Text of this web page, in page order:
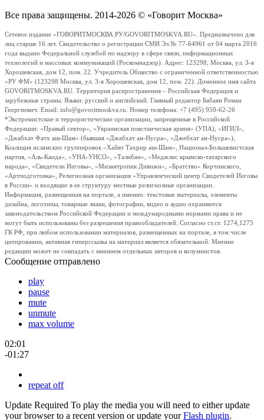
Все права защищены. 2014-2026 © «Говорит Москва»
Сетевое издание «ГОВОРИТМОСКВА.РУ/GOVORITMOSKVA.RU». Предназначено для
лиц старше 16 лет. Свидетельство о регистрации СМИ Эл № 77-64961 от 04 марта 2016
года выдано Федеральной службой по надзору в сфере связи, информационных
технологий и массовых коммуникаций (Роскомнадзор). Адрес: 123298, Москва, ул. 3-я
Хорошевская, дом 12, пом. 22. Учредитель Общество с ограниченной ответственностью
«РУ ФМ» (123298 Москва, ул. 3-я Хорошевская, дом 12, пом. 22). Доменное имя сайта
GOVORITMOSKVA.RU. Территория распространения – Российская Федерация и
зарубежные страны. Языки: русский и английский. Главный редактор Бабаян Роман
Георгиевич. Email: info@govoritmoskva.ru. Номер телефона: +7 (495) 950-62-26
*Экстремистские и террористические организации, запрещенные в Российской
Федерации: «Правый сектор», «Украинская повстанческая армия» (УПА), «ИГИЛ»,
«Джабхат Фатх аш-Шам» (бывшая «Джабхат ан-Нусра», «Джебхат ан-Нусра»),
Коалиция исламских группировок «Хайят Тахрир аш-Шам», Национал-Большевистская
партия, «Аль-Каида», «УНА-УНСО», «Талибан», «Меджлис крымско-татарского
народа», «Свидетели Иеговы», «Мизантропик Дивижн», «Братство» Корчинского,
«Артподготовка», Религиозная организация «Управленческий центр Свидетелей Иеговы
в России» и входящие в ее структуру местные религиозные организации.
Информация, размещенная на портале, а именно: текстовые материалы, элементы
дизайна, логотипы, товарные знаки, фотографии, видео и аудио охраняются
законодательством Российской Федерации и международными нормами права и не
могут быть использованы без разрешения правообладателей. Согласно ст.ст. 1274,1275
ГК РФ, при любом использовании материалов, размещенных на портале, в том числе
цитировании, активная гиперссылка на материал является обязательной. Мнение
редакции может не совпадать с мнением отдельных авторов и колумнистов.
Сообщение отправлено
play
pause
mute
unmute
max volume
02:01
-01:27
repeat off
Update Required To play the media you will need to either update
your browser to a recent version or update yourFlash plugin.